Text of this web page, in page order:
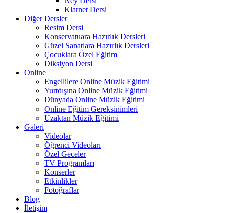
Klarnet Dersi
Diğer Dersler
Resim Dersi
Konservatuara Hazırlık Dersleri
Güzel Sanatlara Hazırlık Dersleri
Çocuklara Özel Eğitim
Diksiyon Dersi
Online
Engellilere Online Müzik Eğitimi
Yurtdışına Online Müzik Eğitimi
Dünyada Online Müzik Eğitimi
Online Eğitim Gereksinimleri
Uzaktan Müzik Eğitimi
Galeri
Videolar
Öğrenci Videoları
Özel Geceler
TV Programları
Konserler
Etkinlikler
Fotoğraflar
Blog
İletişim